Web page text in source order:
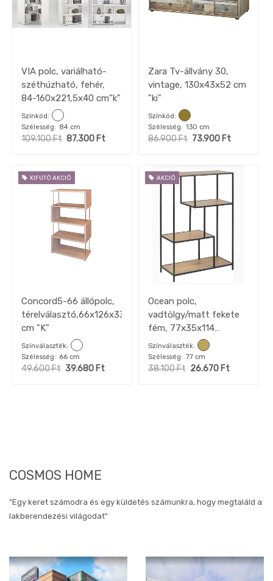
VIA polc, variálható-
széthúzható, fehér,
84-160x221,5x40 cm"k"
Színkód
Szélesség
84 cm
109.100Ft 87.300 Ft
Zara Tv-állvány 30,
vintage, 130x43x52 cm
"ki"
Színkód
Szélesség
130 cm
86.900Ft 73.900Ft
KIFUTÓ AKCIÓ
Concord5-66 állópolc,
térelválasztó,66x126x33
cm "K"
Színválaszték
Szélesség
66 cm
49.600Ft 39.680 Ft
AKCIÓ
Ocean polc,
vadtölgy/matt fekete
fém, 77x35x114
cm"ksz"
Színválaszték
Szélesség
77 cm
38.100Ft 26.670Ft
COSMOS HOME
"Egy keret számodra és egy küldetés számunkra, hogy megtaláld a
lakberendezési világodat"